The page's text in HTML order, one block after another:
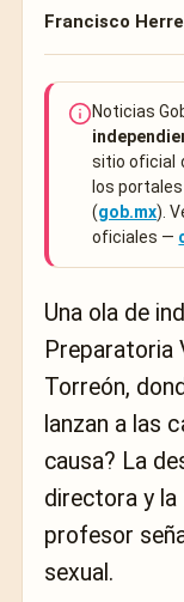
Francisco
Noticias
sitio oficial
los
(gob.mx).
oficiales —
Una ola de
Preparatoria
Torreón,
lanzan a las
causa? La
directora y la
profesor
sexual.